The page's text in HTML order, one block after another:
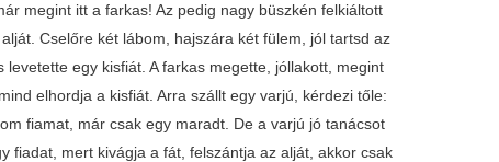
megint itt a farkas! Az pedig nagy büszkén felkiáltott
Cselőre két lábom, hajszára két fülem, jól tartsd az
egy kisfiát. A farkas megette, jóllakott, megint
elhordja a kisfiát. Arra szállt egy varjú, kérdezi tőle:
fiamat, már csak egy maradt. De a varjú jó tanácsot
fiadat, mert kivágja a fát, felszántja az alját, akkor csak